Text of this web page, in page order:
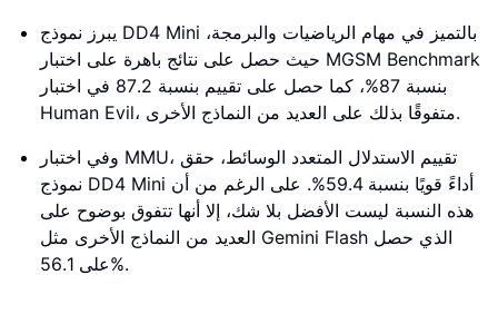
يبرز نموذج DD4 Mini بالتميز في مهام الرياضيات والبرمجة،
حيث حصل على نتائج باهرة على اختبار MGSM Benchmark
بنسبة 87%، كما حصل على تقييم بنسبة 87.2 في اختبار
Human Evil، متفوقًا بذلك على العديد من النماذج الأخرى.
وفي اختبار MMU، تقييم الاستدلال المتعدد الوسائط، حقق
نموذج DD4 Mini أداءً قويًا بنسبة 59.4%. على الرغم من أن
هذه النسبة ليست الأفضل بلا شك، إلا أنها تتفوق بوضوح على
العديد من النماذج الأخرى مثل Gemini Flash الذي حصل
على 56.1%.